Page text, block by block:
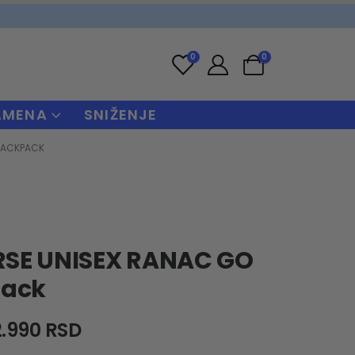
0 0
SNIŽENJE
UNISEX RANAC GO
RSDCurrent